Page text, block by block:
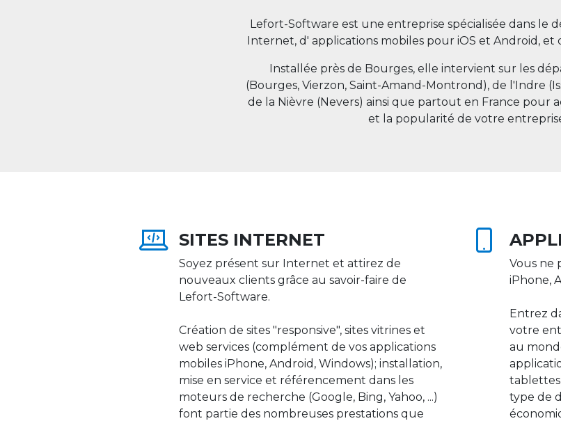
Lefort-Software est une entreprise spécialisée dans le
Internet, d' applications mobiles pour iOS et Android, et
Installée près de Bourges, elle intervient sur les
(Bourges, Vierzon, Saint-Amand-Montrond), de l'Indre
de la Nièvre (Nevers) ainsi que partout en France pour
et la popularité de votre
SITES INTERNET
Soyez présent sur Internet et attirez de
nouveaux clients grâce au savoir-faire de
Lefort-Software.
Création de sites "responsive", sites vitrines et
web services (complément de vos applications
mobiles iPhone, Android, Windows); installation,
mise en service et référencement dans les
moteurs de recherche (Google, Bing, Yahoo, ...)
font partie des nombreuses prestations que
Vous ne
iPhone,
Entrez
votre
au
tablettes
type de